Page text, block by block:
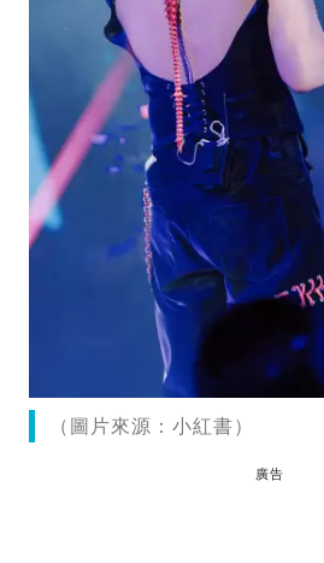
（圖片來源：小紅書）
廣告